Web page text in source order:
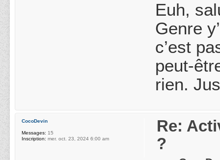
Euh,
Genre
c’est
peut-
rien.
Re:
?
CocoDevin
Messages: 15
Inscription: mer. oct. 23, 2024 6:00 am